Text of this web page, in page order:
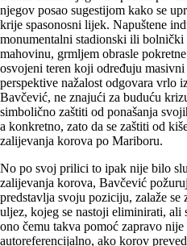
njegov posao sugestijom kako se
krije spasonosni lijek. Napuštene
monumentalni stadionski ili bolnički
mahovinu, grmljem obrasle
osvojeni teren koji određuju
perspektive nažalost odgovara vrlo
Bavčević, ne znajući za buduću
simbolično zaštiti od ponašanja
a konkretno, zato da se zaštiti od
zalijevanja korova po Mariboru.
No po svoj prilici to ipak nije bilo
zalijevanja korova, Bavčević
predstavlja svoju poziciju, zalaže
uljez, kojeg se nastoji eliminirati, ali
ono čemu takva pomoć zapravo
autoreferencijalno, ako korov